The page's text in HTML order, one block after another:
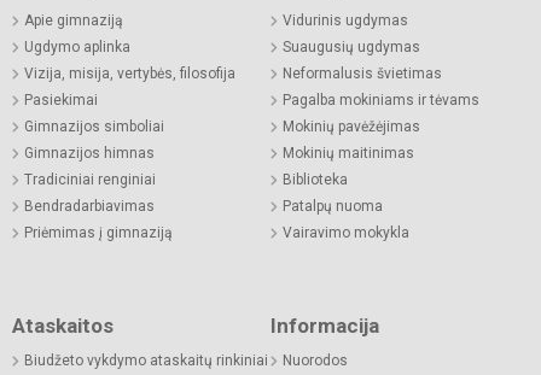
Apie gimnaziją
Ugdymo aplinka
Vizija, misija, vertybės, filosofija
Pasiekimai
Gimnazijos simboliai
Gimnazijos himnas
Tradiciniai renginiai
Bendradarbiavimas
Priėmimas į gimnaziją
Vidurinis ugdymas
Suaugusių ugdymas
Neformalusis švietimas
Pagalba mokiniams ir tėvams
Mokinių pavėžėjimas
Mokinių maitinimas
Biblioteka
Patalpų nuoma
Vairavimo mokykla
Ataskaitos
Biudžeto vykdymo ataskaitų rinkiniai
Informacija
Nuorodos